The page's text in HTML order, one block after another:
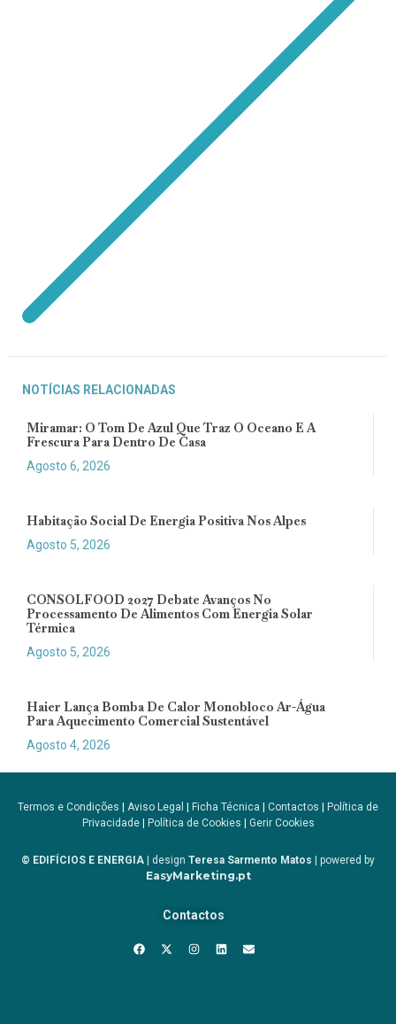
NOTÍCIAS RELACIONADAS
Miramar: O Tom De Azul Que Traz O Oceano E A
Frescura Para Dentro De Casa
Agosto 6, 2026
Habitação Social De Energia Positiva Nos Alpes
Agosto 5, 2026
CONSOLFOOD 2027 Debate Avanços No
Processamento De Alimentos Com Energia Solar
Térmica
Agosto 5, 2026
Haier Lança Bomba De Calor Monobloco Ar-Água
Para Aquecimento Comercial Sustentável
Agosto 4, 2026
Termos e Condições Aviso Legal Ficha Técnica Contactos
Política de
Privacidade| Política de Cookies Gerir Cookies
© EDIFÍCIOS E ENERGIA | design Teresa Sarmento Matos | powered by
EasyMarketing.pt
Contactos